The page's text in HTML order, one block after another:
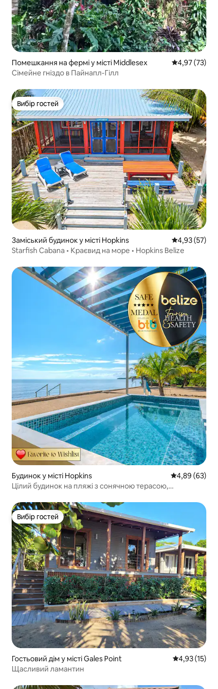
Помешкання на фермі у місті Middlesex Середня
4,97 (73)
Сімейне гніздо в Пайнапл-Гілл
Вибір гостей
Вибір гостей
Заміський будинок у місті Hopkins Середня
4,93 (57)
Starfish Cabana • Краєвид на море • Hopkins Belize
Будинок у місті Hopkins Середня
4,89 (63)
Цілий будинок на пляжі з сонячною терасою,
Вибір гостей
Вибір гостей
Гостьовий дім у місті Gales Point Середня
4,93 (15)
Щасливий ламантин